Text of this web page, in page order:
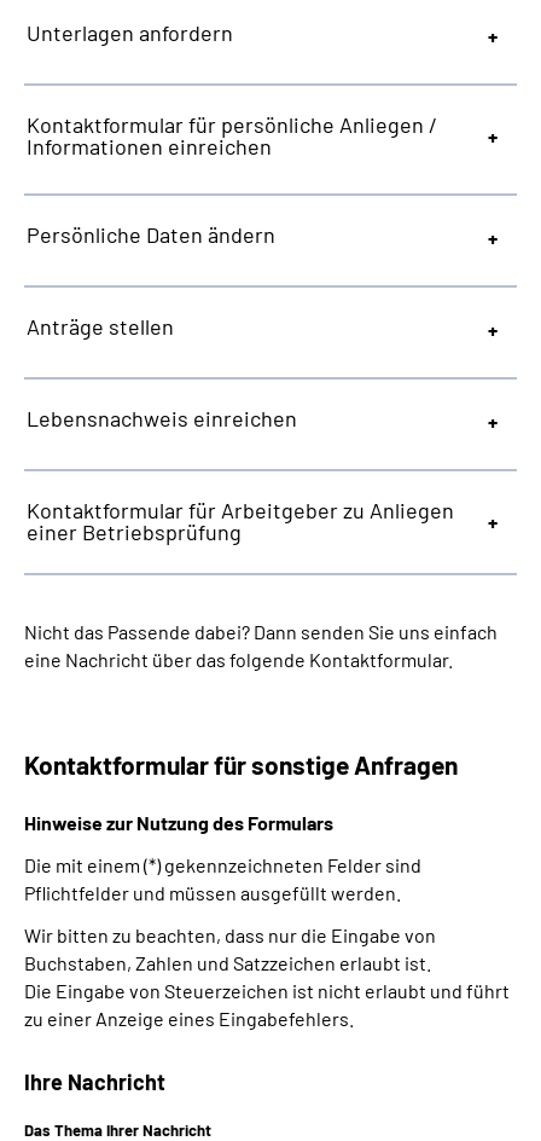
Unterlagen anfordern
Kontaktformular für persönliche Anliegen /
Informationen einreichen
Persönliche Daten ändern
Anträge stellen
Lebensnachweis einreichen
Kontaktformular für Arbeitgeber zu Anliegen
einer Betriebsprüfung
Nicht das Passende dabei? Dann senden Sie uns einfach
eine Nachricht über das folgende Kontaktformular.
Kontaktformular für sonstige Anfragen
Hinweise zur Nutzung des Formulars
Die mit einem (*) gekennzeichneten Felder sind
Pflichtfelder und müssen ausgefüllt werden.
Wir bitten zu beachten, dass nur die Eingabe von
Buchstaben, Zahlen und Satzzeichen erlaubt ist.
Die Eingabe von Steuerzeichen ist nicht erlaubt und führt
zu einer Anzeige eines Eingabefehlers.
Ihre Nachricht
Das Thema Ihrer Nachricht